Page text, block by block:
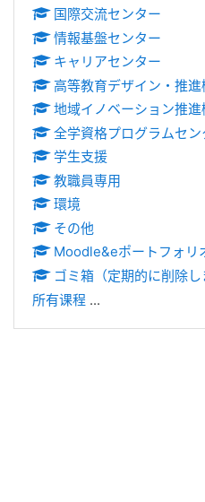
国際交流センター
情報基盤センター
キャリアセンター
高等教育デザイン・推進
地域イノベーション推進
全学資格プログラムセン
学生支援
教職員専用
環境
その他
Moodle&eポートフォ
ゴミ箱（定期的に削除し
所有课程 ...